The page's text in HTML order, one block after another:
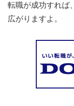
転職が成功すれば、
広がりますよ。